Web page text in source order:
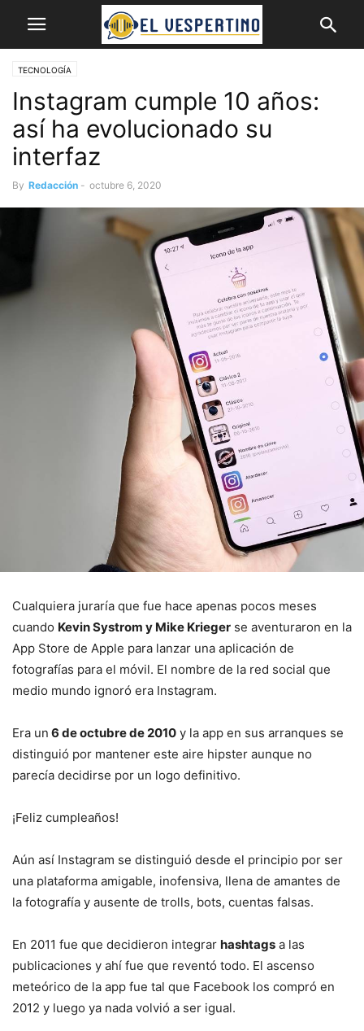
TECNOLOGÍA
Instagram cumple 10 años:
así ha evolucionado su
interfaz
By Redacción - octubre 6, 2020
Cualquiera juraría que fue hace apenas pocos meses
cuando Kevin Systrom y Mike Krieger se aventuraron en la
App Store de Apple para lanzar una aplicación de
fotografías para el móvil. El nombre de la red social que
medio mundo ignoró era Instagram.
Era un 6 de octubre de 2010 y la app en sus arranques se
distinguió por mantener este aire hipster aunque no
parecía decidirse por un logo definitivo.
¡Feliz cumpleaños!
Aún así Instagram se distinguió desde el principio por ser
una plataforma amigable, inofensiva, llena de amantes de
la fotografía y ausente de trolls, bots, cuentas falsas.
En 2011 fue que decidieron integrar hashtags a las
publicaciones y ahí fue que reventó todo. El ascenso
meteórico de la app fue tal que Facebook los compró en
2012 y luego ya nada volvió a ser igual.